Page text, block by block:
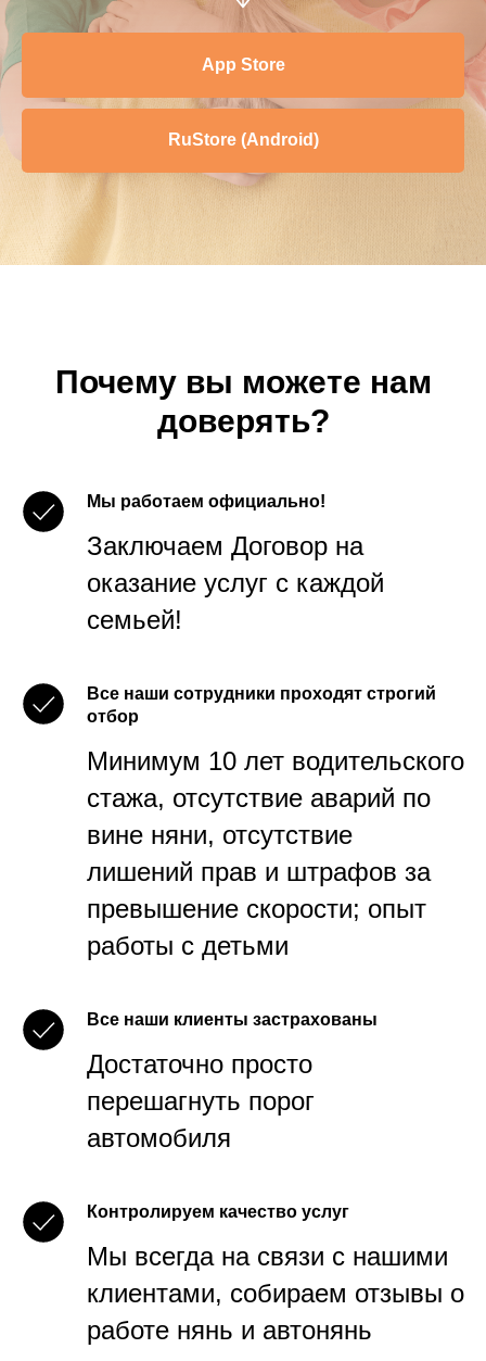
App Store
RuStore (Android)
Почему вы можете нам
доверять?
Мы работаем официально!
Заключаем Договор на
оказание услуг с каждой
семьей!
Все наши сотрудники проходят строгий
отбор
Минимум 10 лет водительского
стажа, отсутствие аварий по
вине няни, отсутствие
лишений прав и штрафов за
превышение скорости; опыт
работы с детьми
Все наши клиенты застрахованы
Достаточно просто
перешагнуть порог
автомобиля
Контролируем качество услуг
Мы всегда на связи с нашими
клиентами, собираем отзывы о
работе нянь и автонянь